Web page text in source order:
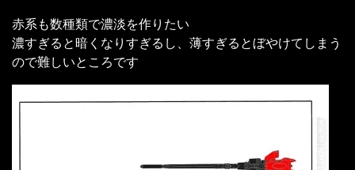
赤系も数種類で濃淡を作りたい
濃すぎると暗くなりすぎるし、薄すぎるとぼやけてしまう
ので難しいところです